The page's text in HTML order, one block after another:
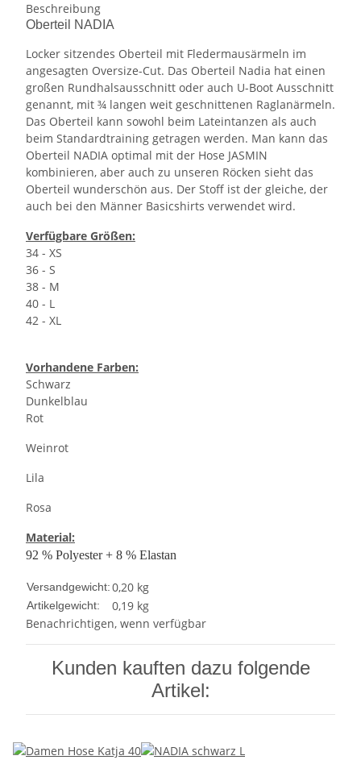
Beschreibung
Oberteil NADIA
Locker sitzendes Oberteil mit Fledermausärmeln im
angesagten Oversize-Cut. Das Oberteil Nadia hat einen
großen Rundhalsausschnitt oder auch U-Boot Ausschnitt
genannt, mit ¾ langen weit geschnittenen Raglanärmeln.
Das Oberteil kann sowohl beim Lateintanzen als auch
beim Standardtraining getragen werden. Man kann das
Oberteil NADIA optimal mit der Hose JASMIN
kombinieren, aber auch zu unseren Röcken sieht das
Oberteil wunderschön aus. Der Stoff ist der gleiche, der
auch bei den Männer Basicshirts verwendet wird.
Verfügbare Größen:
34 - XS
36 - S
38 - M
40 - L
42 - XL
Vorhandene Farben:
Schwarz
Dunkelblau
Rot
Weinrot
Lila
Rosa
Material:
92 % Polyester + 8 % Elastan
Versandgewicht:0,20 kg
Artikelgewicht: 0,19 kg
Benachrichtigen, wenn verfügbar
Kunden kauften dazu folgende
Artikel: